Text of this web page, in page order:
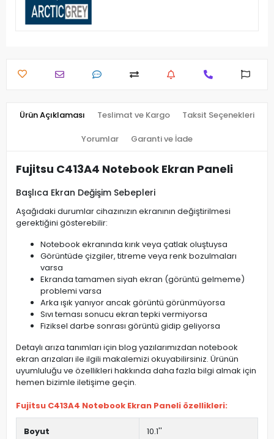
Ürün Açıklaması Teslimat ve Kargo Taksit Seçenekleri
Yorumlar Garanti ve İade
Fujitsu C413A4 Notebook Ekran Paneli
Başlıca Ekran Değişim Sebepleri
Aşağıdaki durumlar cihazınızın ekranının değiştirilmesi
gerektiğini gösterebilir:
Notebook ekranında kırık veya çatlak oluştuysa
Görüntüde çizgiler, titreme veya renk bozulmaları
varsa
Ekranda tamamen siyah ekran (görüntü gelmeme)
problemi varsa
Arka ışık yanıyor ancak görüntü görünmüyorsa
Sıvı teması sonucu ekran tepki vermiyorsa
Fiziksel darbe sonrası görüntü gidip geliyorsa
Detaylı arıza tanımları için blog yazılarımızdan notebook
ekran arızaları ile ilgili makalemizi okuyabilirsiniz. Ürünün
uyumluluğu ve özellikleri hakkında daha fazla bilgi almak için
hemen bizimle iletişime geçin.
Fujitsu C413A4 Notebook Ekran Paneli özellikleri:
Boyut 10.1''